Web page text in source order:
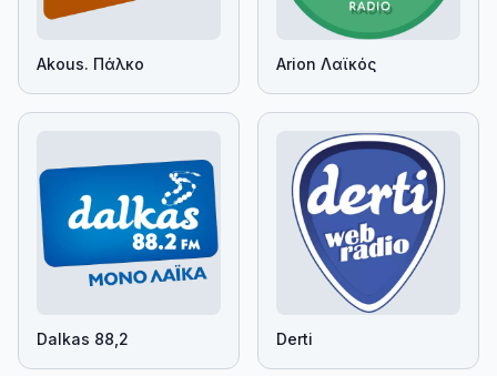
Akous. Πάλκο Arion Λαϊκός
Dalkas 88,2 Derti